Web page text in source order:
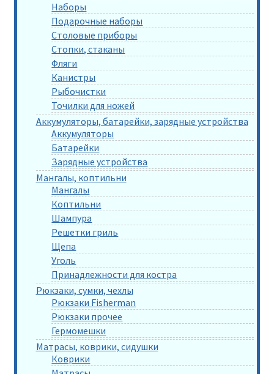
Наборы
Подарочные наборы
Столовые приборы
Стопки, стаканы
Фляги
Канистры
Рыбочистки
Точилки для ножей
Аккумуляторы, батарейки, зарядные устройства
Аккумуляторы
Батарейки
Зарядные устройства
Мангалы, коптильни
Мангалы
Коптильни
Шампура
Решетки гриль
Щепа
Уголь
Принадлежности для костра
Рюкзаки, сумки, чехлы
Рюкзаки Fisherman
Рюкзаки прочее
Гермомешки
Матрасы, коврики, сидушки
Коврики